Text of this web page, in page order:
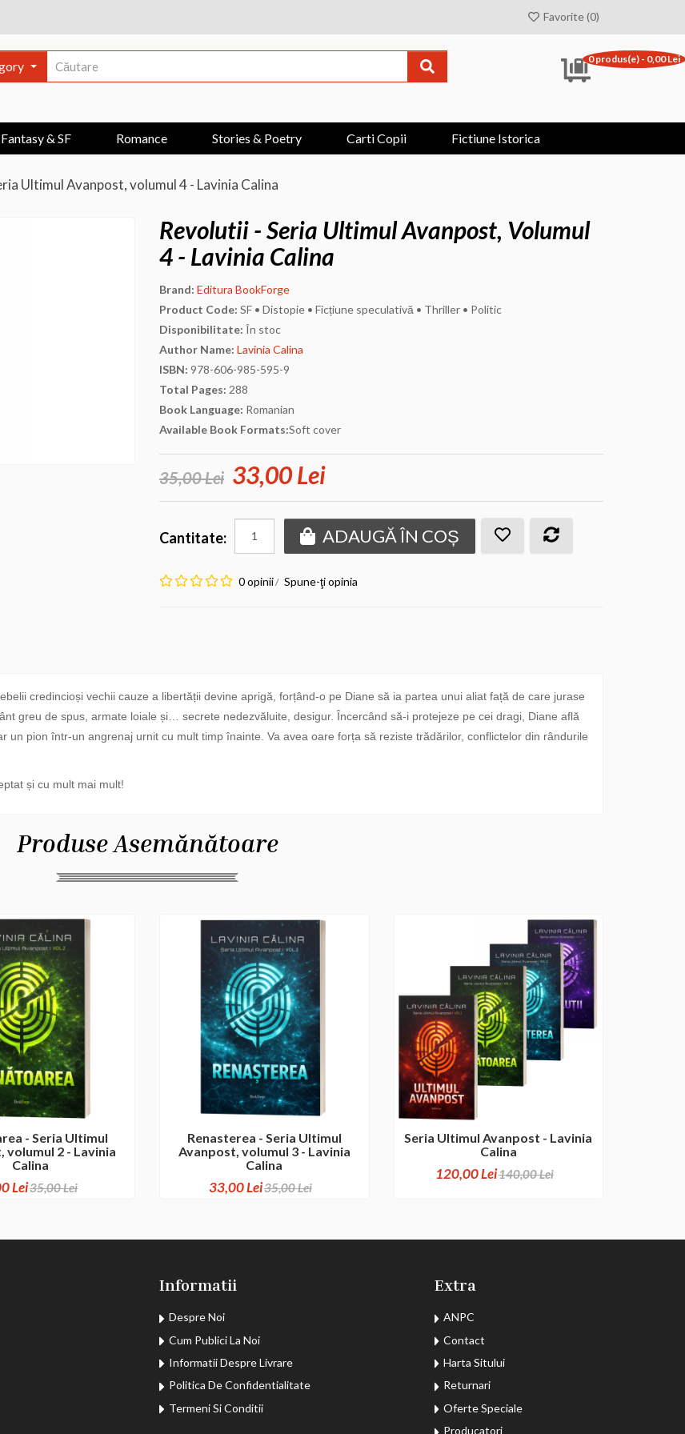
Favorite (0)
0 produs(e) - 0,00 Lei
Fantasy & SF Romance Stories & Poetry Carti Copii Fictiune Istorica
Ultimul Avanpost, volumul 4 - Lavinia Calina
Revolutii - Seria Ultimul Avanpost, Volumul
4 - Lavinia Calina
Brand: Editura BookForge
Product Code: SF • Distopie • Ficțiune speculativă • Thriller • Politic
Disponibilitate: În stoc
Author Name: Lavinia Calina
ISBN: 978-606-985-595-9
Total Pages: 288
Book Language: Romanian
Available Book Formats:Soft cover
35,00 Lei 33,00 Lei
Cantitate: ADAUGĂ ÎN COȘ
0 opinii/ Spune-ţi opinia
credincioși vechii cauze a libertății devine aprigă, forțând-o pe Diane să ia partea unui aliat față de care jurase
greu de spus, armate loiale și… secrete nedezvăluite, desigur. Încercând să-i protejeze pe cei dragi, Diane află
un pion într-un angrenaj urnit cu mult timp înainte. Va avea oare forța să reziste trădărilor, conflictelor din rândurile
și cu mult mai mult!
Produse Asemănătoare
- Seria Ultimul
volumul 2 - Lavinia
Calina
Lei35,00 Lei
Renasterea - Seria Ultimul
Avanpost, volumul 3 - Lavinia
Calina
33,00 Lei35,00 Lei
Seria Ultimul Avanpost - Lavinia
Calina
120,00 Lei140,00 Lei
Informatii
Despre Noi
Cum Publici La Noi
Informatii Despre Livrare
Politica De Confidentialitate
Termeni Si Conditii
Extra
ANPC
Contact
Harta Sitului
Returnari
Oferte Speciale
Producatori